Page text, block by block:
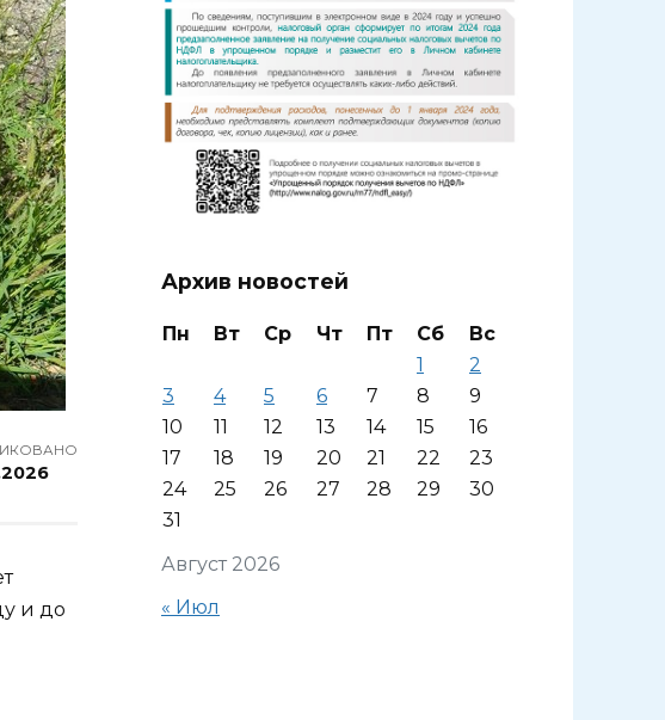
и до
Архив новостей
Август 2026
Пн Вт Ср Чт Пт Сб
Вс
1
2
3
4 5 6 7 8
9
10
11 12 13 14 15
16
17
18 19 20 21 22
23
24
25 26 27 28 29
30
31
« Июл